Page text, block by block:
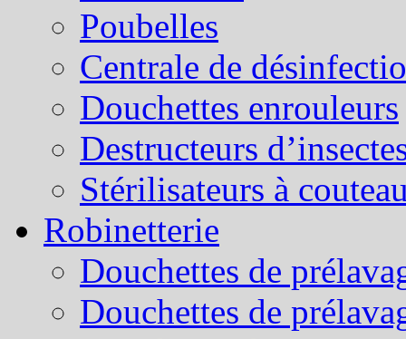
Poubelles
Centrale de
Douchettes enrouleurs
Destructeurs
Stérilisateurs à
Robinetterie
Douchettes de
Douchettes de